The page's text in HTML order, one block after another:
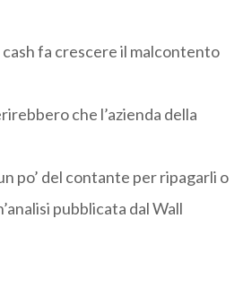
cash fa crescere il malcontento
che l’azienda della
po’ del contante per ripagarli o
pubblicata dal Wall